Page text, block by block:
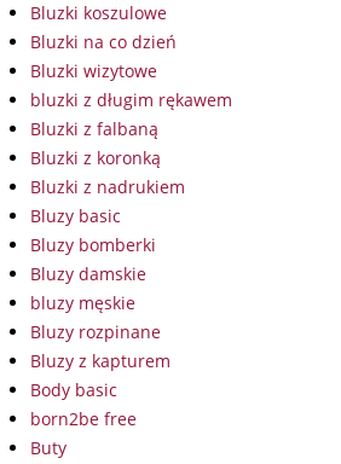
Bluzki koszulowe
Bluzki na co dzień
Bluzki wizytowe
bluzki z długim rękawem
Bluzki z falbaną
Bluzki z koronką
Bluzki z nadrukiem
Bluzy basic
Bluzy bomberki
Bluzy damskie
bluzy męskie
Bluzy rozpinane
Bluzy z kapturem
Body basic
born2be free
Buty